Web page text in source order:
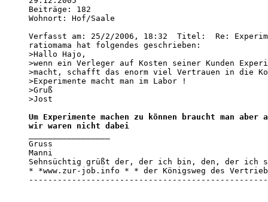
Beiträge: 182
Wohnort: Hof/Saale
Verfasst am: 25/2/2006, 18:32  Titel:  Re:
ratiomama hat folgendes geschrieben:
>Hallo Hajo,
>wenn ein Verleger auf Kosten seiner Kunden
>macht, schafft das enorm viel Vertrauen in die
>Experimente macht man im Labor !
>Gruß
>Jost
Um Experimente machen zu können braucht man
wir waren nicht dabei
Gruss
Manni
Sehnsüchtig grüßt der, der ich bin, den, der ich
* *www.zur-job.info * * der Königsweg des